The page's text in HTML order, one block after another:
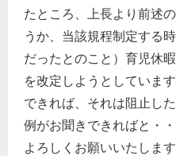
たところ、上長より前述
うか、当該規程制定する
だったとのこと）育児休
を改定しようとしています
できれば、それは阻止し
例がお聞きできればと・・
よろしくお願いいたします